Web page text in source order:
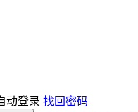
动登录 找回密码